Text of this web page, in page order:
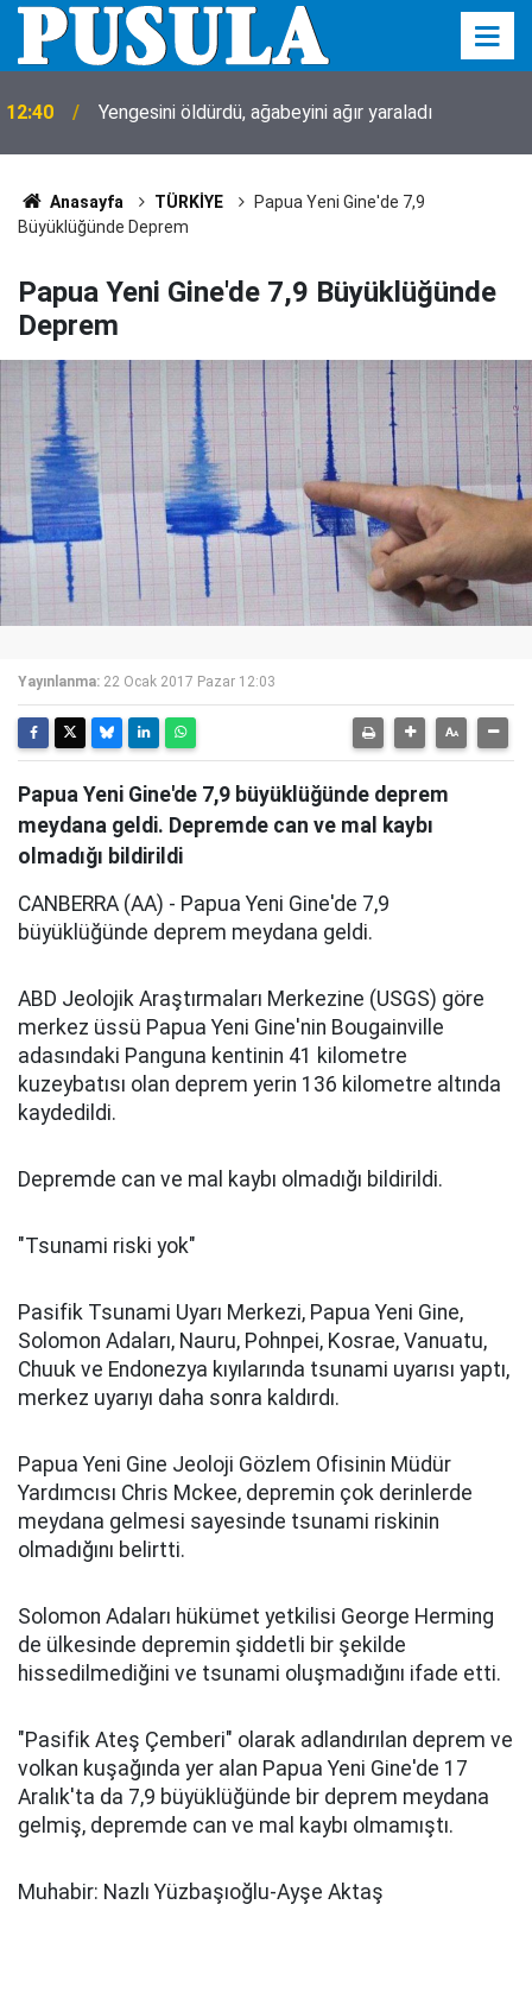
12:40 Yengesini öldürdü, ağabeyini ağır yaraladı
Anasayfa TÜRKİYE
Papua Yeni Gine'de 7,9
Büyüklüğünde Deprem
Papua Yeni Gine'de 7,9 Büyüklüğünde
Deprem
Yayınlanma: 22 Ocak 2017 Pazar 12:03
Papua Yeni Gine'de 7,9 büyüklüğünde deprem
meydana geldi. Depremde can ve mal kaybı
olmadığı bildirildi
CANBERRA (AA) - Papua Yeni Gine'de 7,9
büyüklüğünde deprem meydana geldi.
ABD Jeolojik Araştırmaları Merkezine (USGS) göre
merkez üssü Papua Yeni Gine'nin Bougainville
adasındaki Panguna kentinin 41 kilometre
kuzeybatısı olan deprem yerin 136 kilometre altında
kaydedildi.
Depremde can ve mal kaybı olmadığı bildirildi.
"Tsunami riski yok"
Pasifik Tsunami Uyarı Merkezi, Papua Yeni Gine,
Solomon Adaları, Nauru, Pohnpei, Kosrae, Vanuatu,
Chuuk ve Endonezya kıyılarında tsunami uyarısı yaptı,
merkez uyarıyı daha sonra kaldırdı.
Papua Yeni Gine Jeoloji Gözlem Ofisinin Müdür
Yardımcısı Chris Mckee, depremin çok derinlerde
meydana gelmesi sayesinde tsunami riskinin
olmadığını belirtti.
Solomon Adaları hükümet yetkilisi George Herming
de ülkesinde depremin şiddetli bir şekilde
hissedilmediğini ve tsunami oluşmadığını ifade etti.
"Pasifik Ateş Çemberi" olarak adlandırılan deprem ve
volkan kuşağında yer alan Papua Yeni Gine'de 17
Aralık'ta da 7,9 büyüklüğünde bir deprem meydana
gelmiş, depremde can ve mal kaybı olmamıştı.
Muhabir: Nazlı Yüzbaşıoğlu-Ayşe Aktaş